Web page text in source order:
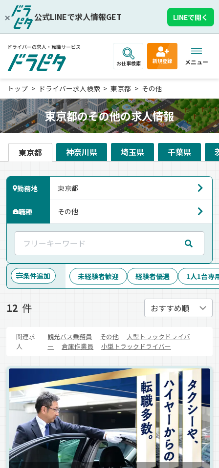
公式LINEで求人情報GET LINEで開く
ドライバーの求人・転職サービス
お仕事検索 新規登録 メニュー
トップ ドライバー求人検索 東京都 その他
東京都のその他の求人情報
東京都 神奈川県 埼玉県 千葉県
勤務地
職種
条件追加 未経験者歓迎 経験者優遇 1人1台専
12 件
関連求
人
観光バス乗務員 その他
大型トラックドライバ
ー
倉庫作業員 小型トラックドライバー